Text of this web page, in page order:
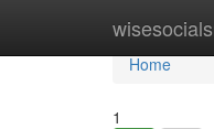
Home
Home
1